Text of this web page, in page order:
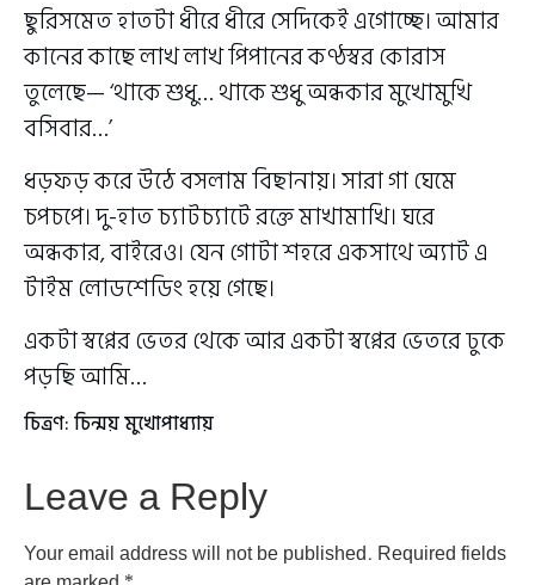
ছুরিসমেত হাতটা ধীরে ধীরে সেদিকেই এগোচ্ছে। আমার
কানের কাছে লাখ লাখ পিপানের কণ্ঠস্বর কোরাস
তুলেছে— ‘থাকে শুধু… থাকে শুধু অন্ধকার মুখোমুখি
বসিবার…’
ধড়ফড় করে উঠে বসলাম বিছানায়। সারা গা ঘেমে
চপচপে। দু-হাত চ্যাটচ্যাটে রক্তে মাখামাখি। ঘরে
অন্ধকার, বাইরেও। যেন গোটা শহরে একসাথে অ্যাট এ
টাইম লোডশেডিং হয়ে গেছে।
একটা স্বপ্নের ভেতর থেকে আর একটা স্বপ্নের ভেতরে ঢুকে
পড়ছি আমি…
চিত্রণ: চিন্ময় মুখোপাধ্যায়
Leave a Reply
Your email address will not be published. Required fields